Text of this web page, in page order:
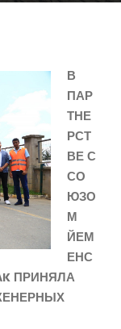
В
ПАР
ТНЕ
РСТ
ВЕ С
СО
ЮЗО
М
ЙЕМ
ЕНС
ПРИНЯЛА